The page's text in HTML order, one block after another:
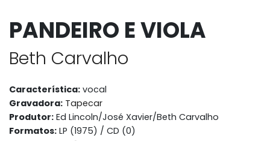
PANDEIRO E VIOLA
Beth Carvalho
Característica: vocal
Gravadora: Tapecar
Produtor: Ed Lincoln/José Xavier/Beth Carvalho
Formatos: LP (1975) / CD (0)